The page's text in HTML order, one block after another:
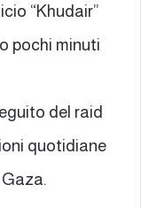
“Khudair”
pochi minuti
del raid
quotidiane